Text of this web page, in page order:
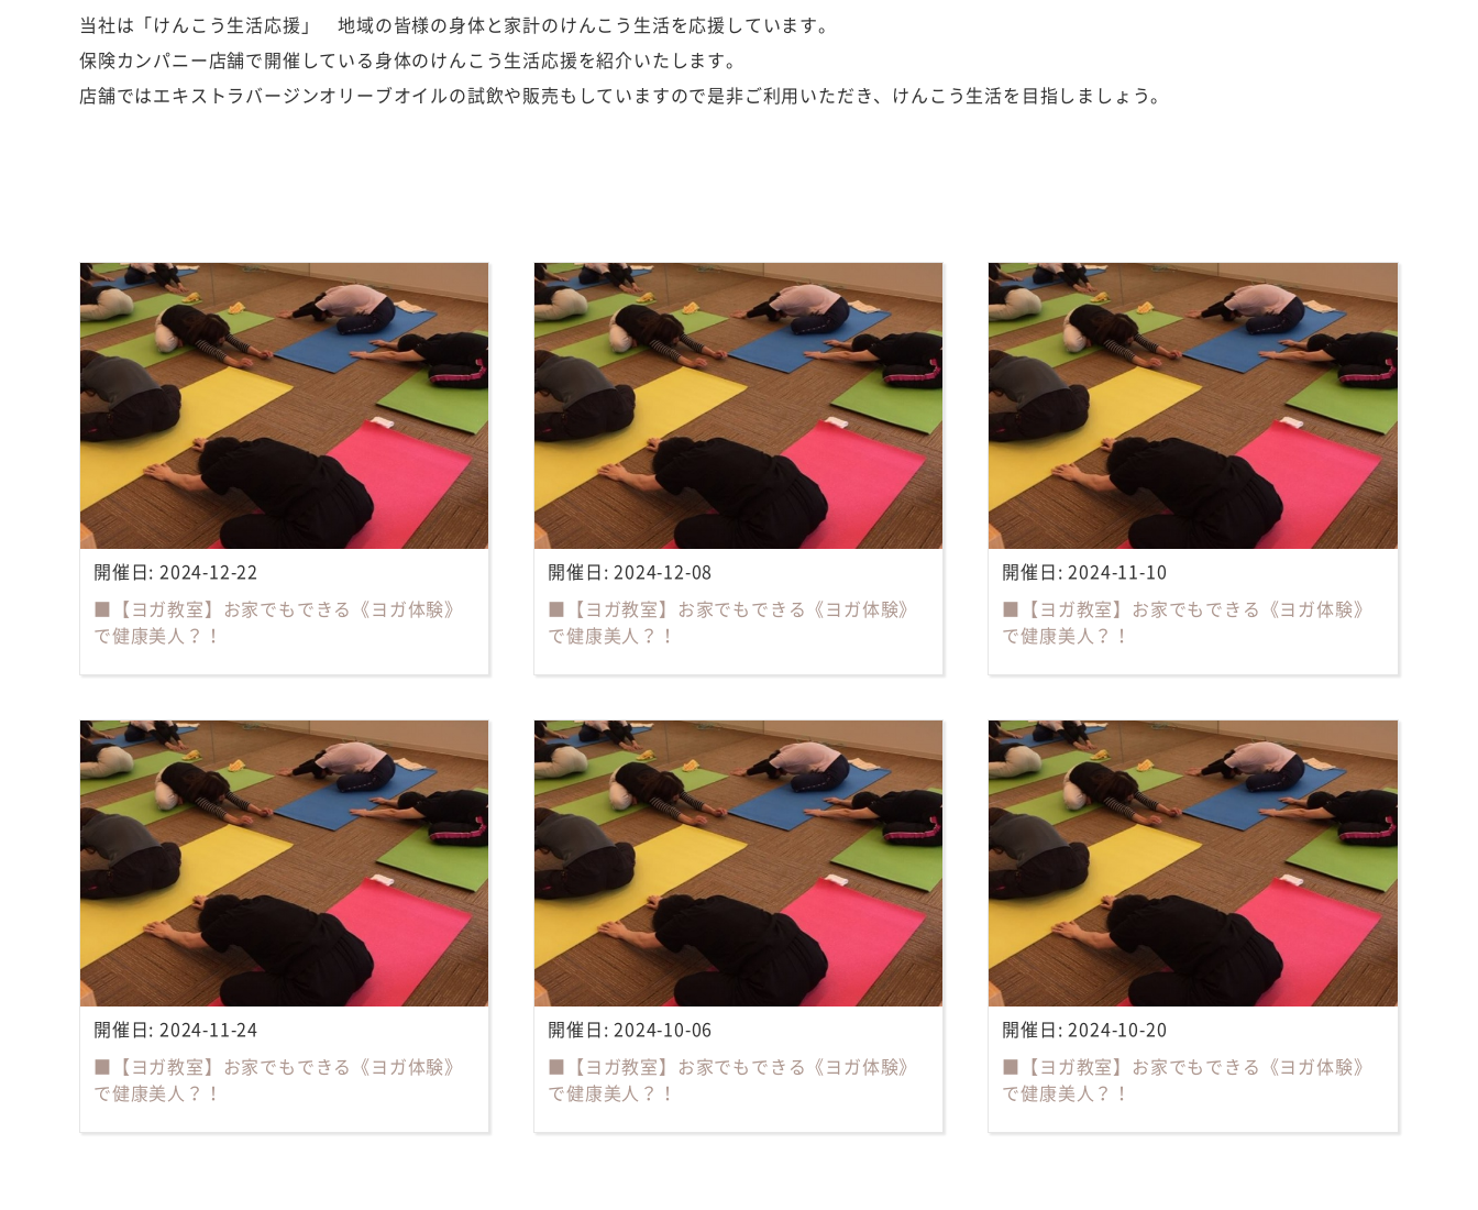
当社は「けんこう生活応援」 地域の皆様の身体と家計のけんこう生活を応援しています。
保険カンパニー店舗で開催している身体のけんこう生活応援を紹介いたします。
店舗ではエキストラバージンオリーブオイルの試飲や販売もしていますので是非ご利用いただき、けんこう生活を目指しましょう。
開催日: 2024-12-22
■【ヨガ教室】お家でもできる《ヨガ体験》
で健康美人？！
開催日:2024-12-08
■【ヨガ教室】お家でもできる《ヨガ体験》
で健康美人？！
開催日:2024-11-10
■【ヨガ教室】お家でもできる《ヨガ体験》
で健康美人？！
開催日: 2024-11-24
■【ヨガ教室】お家でもできる《ヨガ体験》
で健康美人？！
開催日:2024-10-06
■【ヨガ教室】お家でもできる《ヨガ体験》
で健康美人？！
開催日:2024-10-20
■【ヨガ教室】お家でもできる《ヨガ体験》
で健康美人？！